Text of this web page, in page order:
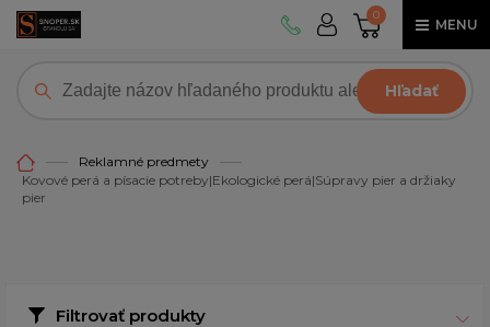
0
MENU
Hľadať
Reklamné predmety
Kovové perá a písacie potreby|Ekologické perá|Súpravy pier a držiaky
pier
Filtrovať produkty